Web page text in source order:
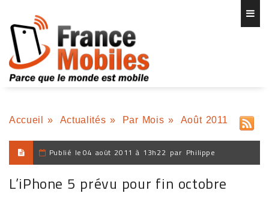
Accueil » Actualités » Par Mois » Août 2011
Publié le 04 août 2011 à 13h22 par Philippe
L’iPhone 5 prévu pour fin octobre